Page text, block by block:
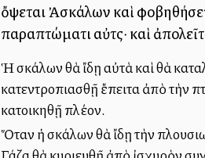
ὄψεται Ἀσκάλων καὶ
παραπτώματι αὐτῆς· καὶ
Ἡ Ἀσκάλων θὰ ἴδῃ αὐτὰ καὶ θὰ
κατεντροπιασθῇ ἔπειτα ἀπὸ τὴν
κατοικηθῇ πλέον.
Ὅταν ἡ Ἀσκάλων θὰ ἴδῃ τὴν